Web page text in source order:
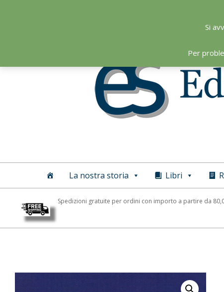
Si
Per
Editoriale
Scientifica
La nostra storia Libri
Spedizioni gratuite per ordini con importo a partire da